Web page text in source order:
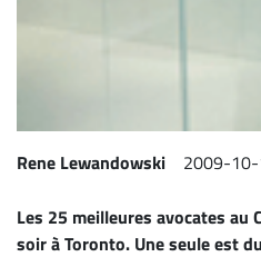
CARRIÈRE
EMPLOIS
ET
JURISTES
Rene Lewandowski 2009-
Les 25 meilleures avocates au
soir à Toronto. Une seule est